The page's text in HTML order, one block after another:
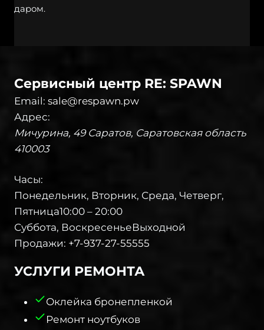
даром.
Сервисный центр RE: SPAWN
Email: sale@respawn.pw
Адрес:
Мичурина, 49 Саратов, Саратовская область
410003
Часы:
Понедельник, Вторник, Среда, Четверг,
Пятница10:00 – 20:00
Суббота, ВоскресеньеВыходной
Продажи: +7-937-27-55555
УСЛУГИ РЕМОНТА​
Оклейка бронепленкой
Ремонт ноутбуков